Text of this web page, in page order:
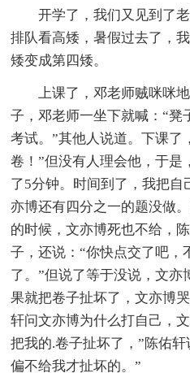
开学了，我们又见到了
排队看高矮，暑假过去了，
矮变成第四矮。
上课了，邓老师贼咪咪
子，邓老师一坐下就喊：“凳
考试。”其他人说道。下课了
卷！”但没有人理会他，于是
了5分钟。时间到了，我把
亦博还有四分之一的题没做
的时候，文亦博死也不给，
子，还说：“你快点交了吧，
了。”但说了等于没说，文
果就把卷子扯坏了，文亦博
轩问文亦博为什么打自己，
把我的.卷子扯坏了，”陈佑
偏不给我才扯坏的。”